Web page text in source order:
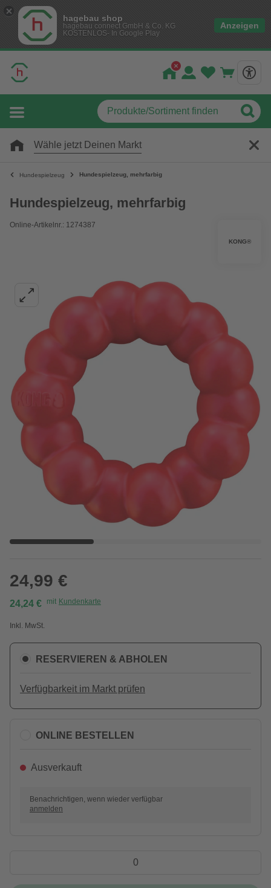
hagebau shop
hagebau connect GmbH & Co. KG
KOSTENLOS- In Google Play
Anzeigen
Wähle jetzt Deinen Markt
Hundespielzeug Hundespielzeug, mehrfarbig
Hundespielzeug, mehrfarbig
Online-Artikelnr.: 1274387
KONG®
24,99 €
24,24 € mit Kundenkarte
Inkl. MwSt.
RESERVIEREN & ABHOLEN
Verfügbarkeit im Markt prüfen
ONLINE BESTELLEN
Ausverkauft
Benachrichtigen, wenn wieder verfügbar
anmelden